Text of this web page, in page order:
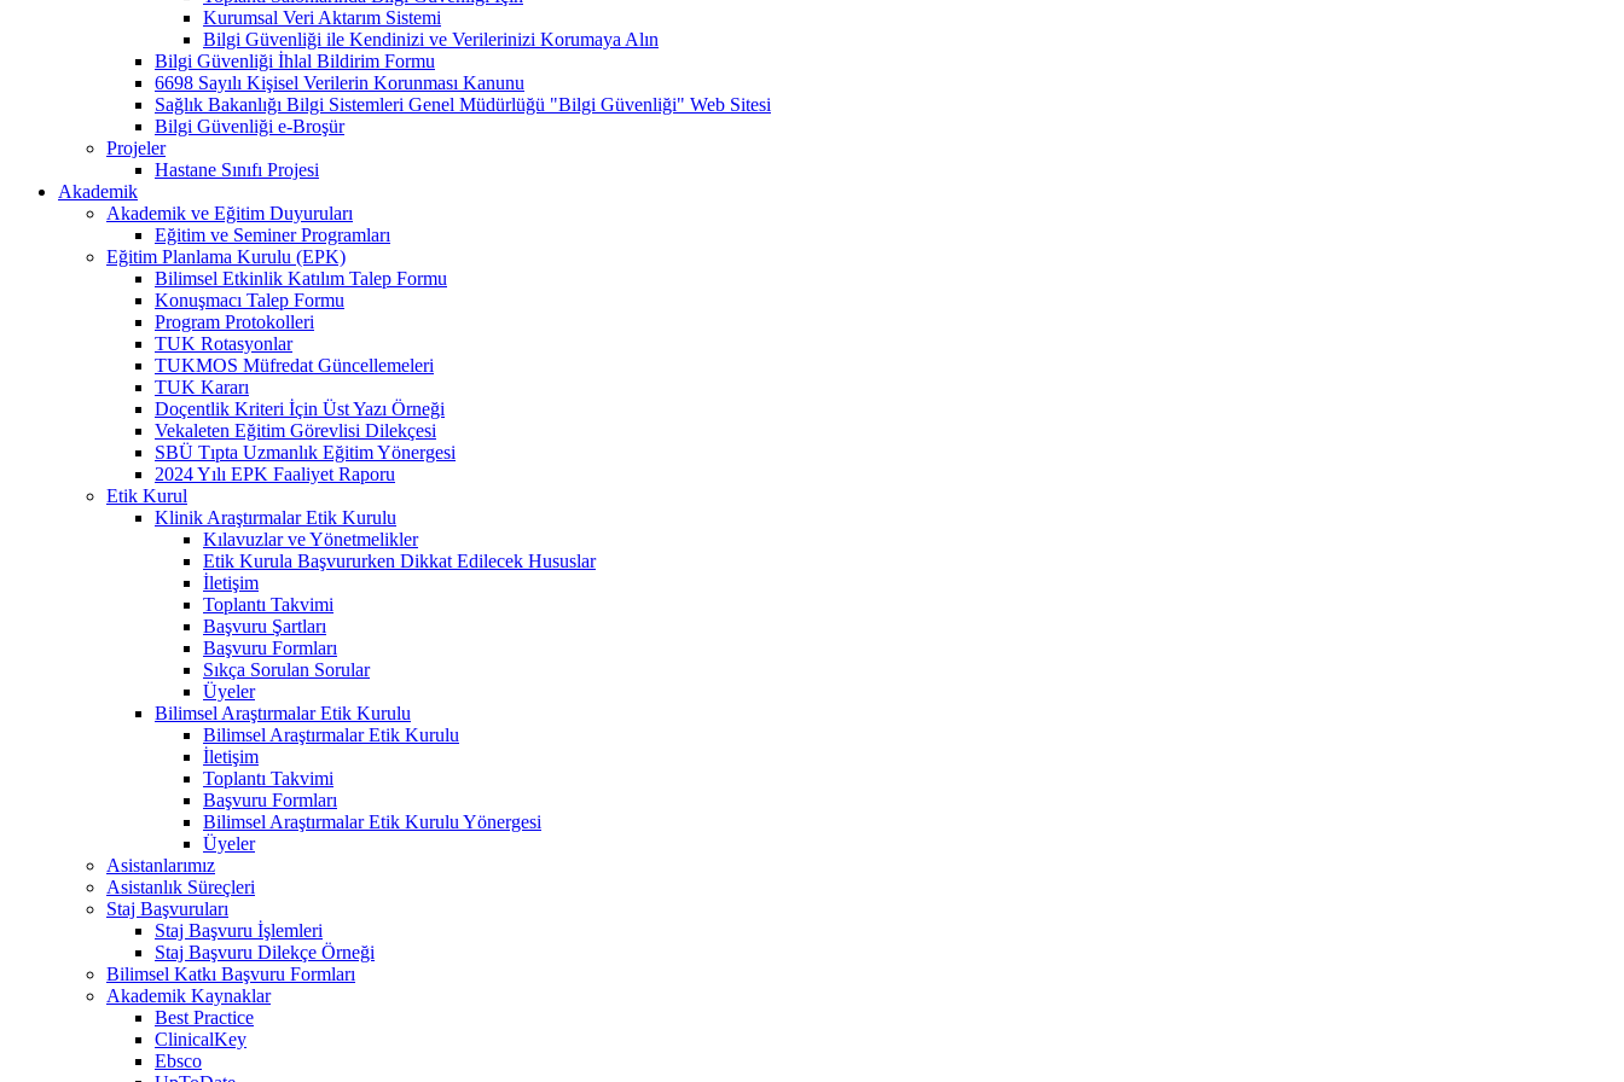
Kurumsal Veri Aktarım Sistemi
Bilgi Güvenliği ile Kendinizi ve Verilerinizi Korumaya Alın
Bilgi Güvenliği İhlal Bildirim Formu
6698 Sayılı Kişisel Verilerin Korunması Kanunu
Sağlık Bakanlığı Bilgi Sistemleri Genel Müdürlüğü "Bilgi Güvenliği" Web Sitesi
Bilgi Güvenliği e-Broşür
Projeler
Hastane Sınıfı Projesi
Akademik
Akademik ve Eğitim Duyuruları
Eğitim ve Seminer Programları
Eğitim Planlama Kurulu (EPK)
Bilimsel Etkinlik Katılım Talep Formu
Konuşmacı Talep Formu
Program Protokolleri
TUK Rotasyonlar
TUKMOS Müfredat Güncellemeleri
TUK Kararı
Doçentlik Kriteri İçin Üst Yazı Örneği
Vekaleten Eğitim Görevlisi Dilekçesi
SBÜ Tıpta Uzmanlık Eğitim Yönergesi
2024 Yılı EPK Faaliyet Raporu
Etik Kurul
Klinik Araştırmalar Etik Kurulu
Kılavuzlar ve Yönetmelikler
Etik Kurula Başvururken Dikkat Edilecek Hususlar
İletişim
Toplantı Takvimi
Başvuru Şartları
Başvuru Formları
Sıkça Sorulan Sorular
Üyeler
Bilimsel Araştırmalar Etik Kurulu
Bilimsel Araştırmalar Etik Kurulu
İletişim
Toplantı Takvimi
Başvuru Formları
Bilimsel Araştırmalar Etik Kurulu Yönergesi
Üyeler
Asistanlarımız
Asistanlık Süreçleri
Staj Başvuruları
Staj Başvuru İşlemleri
Staj Başvuru Dilekçe Örneği
Bilimsel Katkı Başvuru Formları
Akademik Kaynaklar
Best Practice
ClinicalKey
Ebsco